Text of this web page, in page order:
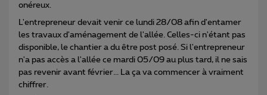
onéreux.
L'entrepreneur devait venir ce lundi 28/08 afin d'entamer
les travaux d'aménagement de l'allée. Celles-ci n'étant pas
disponible, le chantier a du être post posé. Si l'entrepreneur
n'a pas accès a l'allée ce mardi 05/09 au plus tard, il ne sais
pas revenir avant février... La ça va commencer à vraiment
chiffrer.